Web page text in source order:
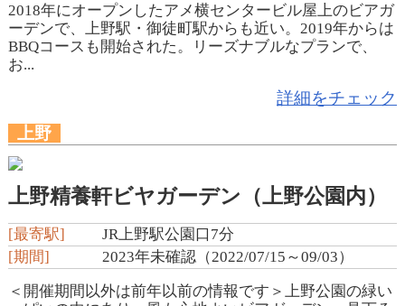
2018年にオープンしたアメ横センタービル屋上のビアガ
ーデンで、上野駅・御徒町駅からも近い。2019年からは
BBQコースも開始された。リーズナブルなプランで、
お...
詳細をチェック
上野
上野精養軒ビヤガーデン（上野公園内）
[最寄駅]
JR上野駅公園口7分
[期間]
2023年未確認（2022/07/15～09/03）
＜開催期間以外は前年以前の情報です＞上野公園の緑い